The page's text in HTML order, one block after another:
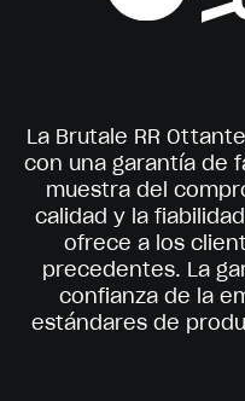
La Brutale RR
con una garantía de
muestra del
calidad y la
ofrece a los
precedentes. La
confianza de la
estándares de